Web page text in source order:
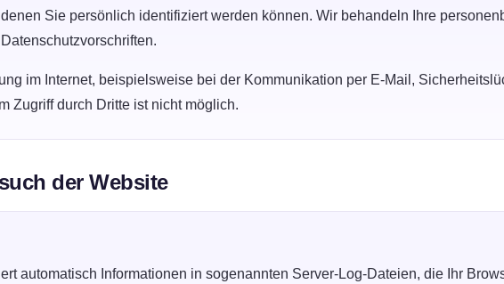
Sie persönlich identifiziert werden können. Wir behandeln Ihre
im Internet, beispielsweise bei der Kommunikation per E-Mail,
Zugriff durch Dritte ist nicht möglich.
der Website
automatisch Informationen in sogenannten Server-Log-Dateien, die Ihr